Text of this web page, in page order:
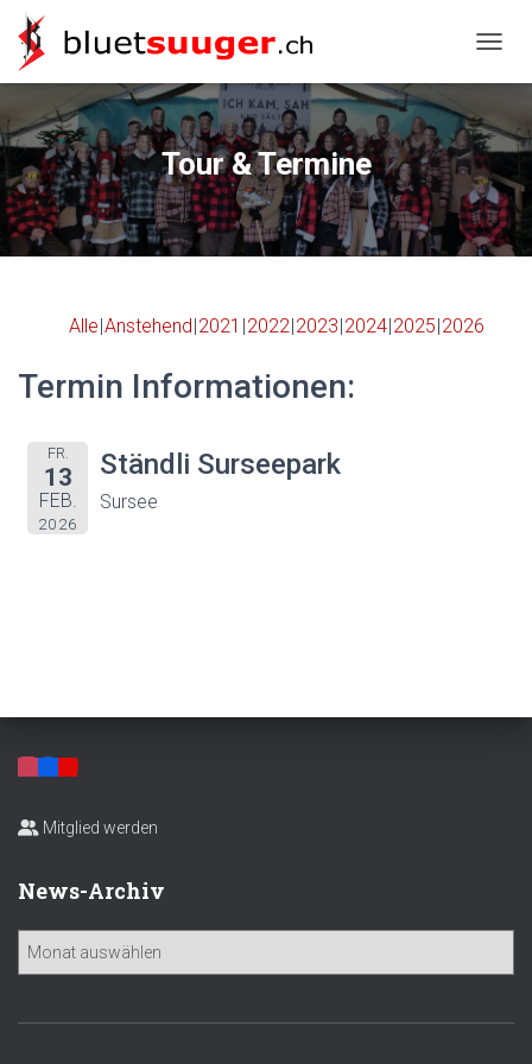
Tour & Termine
Alle Anstehend 2021 2022 2023 2024 2025 2026
Termin Informationen:
FR.
13
FEB.
2026
Ständli Surseepark
Sursee
Mitglied werden
News-Archiv
s